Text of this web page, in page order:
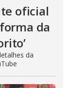
oficial
da
da